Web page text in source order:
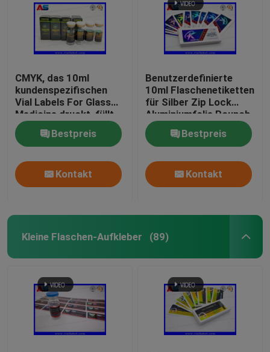
CMYK, das 10ml
kundenspezifischen
Vial Labels For Glass
Medicine druckt, füllt
ab
Bestpreis
Kontakt
Benutzerdefinierte
10ml Flaschenetiketten
für Silber Zip Lock
Aluminiumfolie Pounch
Druck
Glasflaschenetiketten
Bestpreis
Kontakt
Kleine Flaschen-Aufkleber (89)